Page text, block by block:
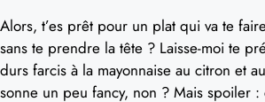
Alors, t’es prêt pour un plat qui va te
sans te prendre la tête ? Laisse-moi te
durs farcis à la mayonnaise au citron et
sonne un peu fancy, non ? Mais spoiler :